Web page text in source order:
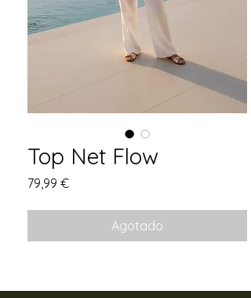
Top Net Flow
79,99 €Precio
Agotado